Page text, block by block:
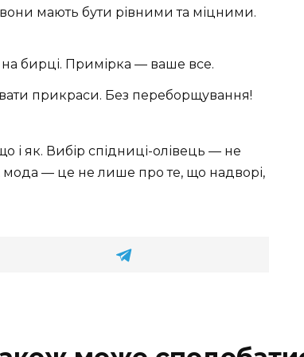
мають бути рівними та міцними.
бирці. Примірка — ваше все.
прикраси. Без переборщування!
і як. Вибір спідниці-олівець — не
мода — це не лише про те, що надворі,